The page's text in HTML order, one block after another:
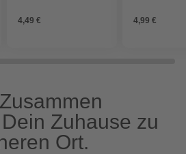
4,49 €
4,99 €
Zuhause zu
Ort.